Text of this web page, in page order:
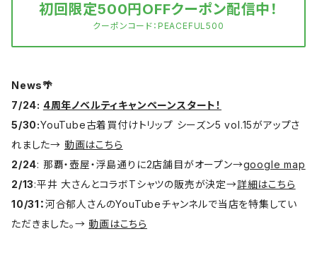
初回限定500円OFFクーポン配信中！
クーポンコード：PEACEFUL500
News🌴
7/24: 4周年ノベルティキャンペーンスタート！
5/30:YouTube古着買付けトリップ シーズン5 vol.15がアップさ
れました→ 動画はこちら
2/24: 那覇・壺屋・浮島通りに2店舗目がオープン→google map
2/13:平井 大さんとコラボTシャツの販売が決定→詳細はこちら
10/31：河合郁人さんのYouTubeチャンネルで当店を特集してい
ただきました。→ 動画はこちら